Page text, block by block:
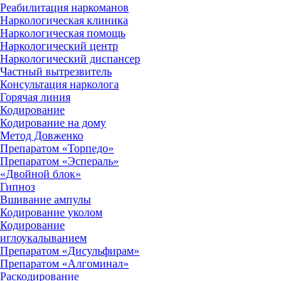
Реабилитация наркоманов
Наркологическая клиника
Наркологическая помощь
Наркологический центр
Наркологический диспансер
Частный вытрезвитель
Консультация нарколога
Горячая линия
Кодирование
Кодирование на дому
Метод Довженко
Препаратом «Торпедо»
Препаратом «Эспераль»
«Двойной блок»
Гипноз
Вшивание ампулы
Кодирование уколом
Кодирование
иглоукалыванием
Препаратом «Дисульфирам»
Препаратом «Алгоминал»
Раскодирование